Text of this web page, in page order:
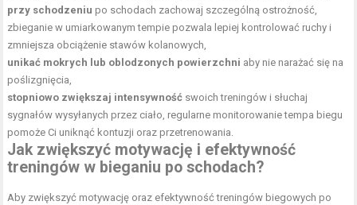
przy schodzeniu po schodach zachowaj szczególną ostrożność,
zbieganie w umiarkowanym tempie pozwala lepiej kontrolować ruchy i
zmniejsza obciążenie stawów kolanowych,
unikać mokrych lub oblodzonych powierzchni aby nie narażać się na
poślizgnięcia,
stopniowo zwiększaj intensywność swoich treningów i słuchaj
sygnałów wysyłanych przez ciało, regularne monitorowanietempa biegu
pomoże Ci uniknąć kontuzji oraz przetrenowania.
Jak zwiększyć motywację i efektywność
treningów w bieganiu po schodach?
Aby zwiększyć motywację oraz efektywność treningów biegowych po